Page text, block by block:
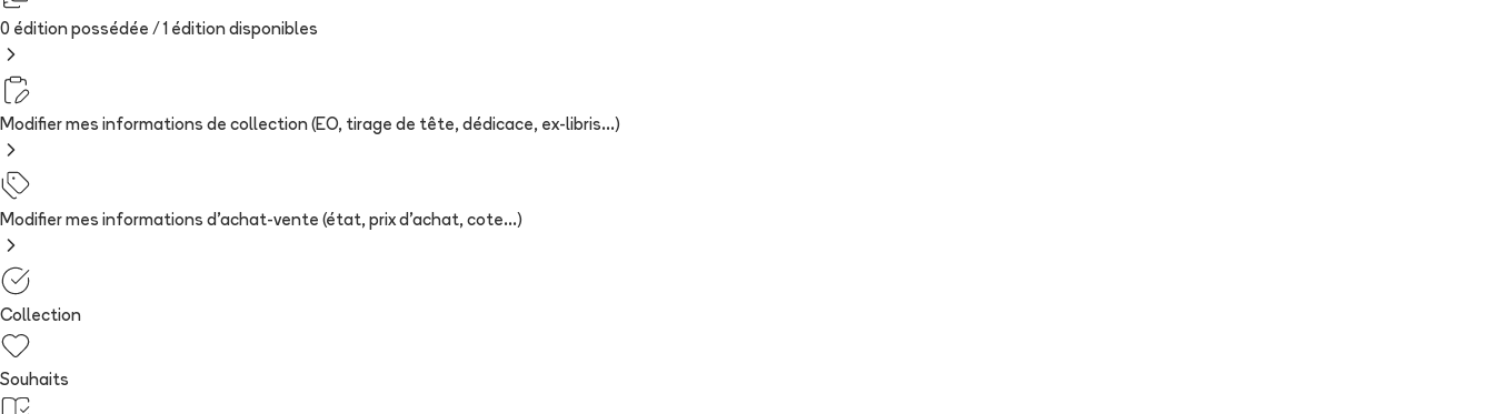
0 édition possédée / 1 édition disponibles
Modifier mes informations de collection (EO, tirage de tête, dédicace, ex-libris...)
Modifier mes informations d'achat-vente (état, prix d'achat, cote...)
Collection
Souhaits